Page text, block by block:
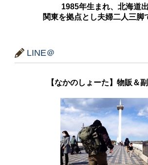
1985年生まれ、北海道
関東を拠点とし夫婦二人三脚
LINE＠
【なかのしょーた】物販＆